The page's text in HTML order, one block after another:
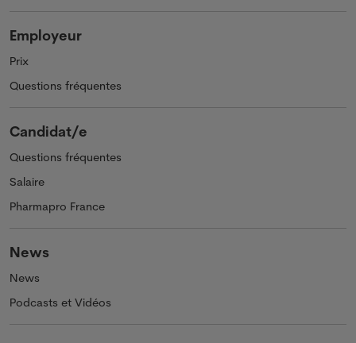
Employeur
Prix
Questions fréquentes
Candidat/e
Questions fréquentes
Salaire
Pharmapro France
News
News
Podcasts et Vidéos